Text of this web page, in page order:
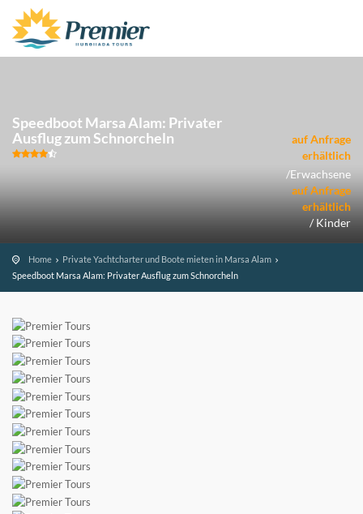
Speedboot Marsa Alam: Privater
Ausflug zum Schnorcheln
auf Anfrage
erhältlich
/Erwachsene
auf Anfrage
erhältlich
/ Kinder
Home
Private Yachtcharter und Boote mieten in Marsa Alam
Speedboot Marsa Alam: Privater Ausflug zum Schnorcheln